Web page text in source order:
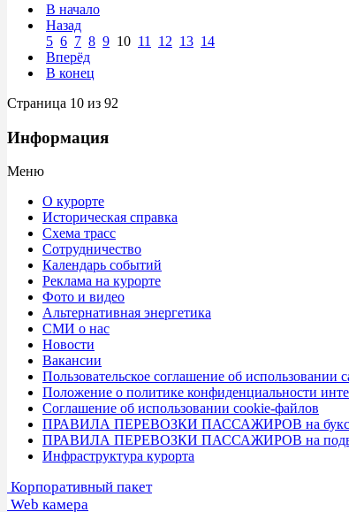
В начало
Назад
5 6 7 8 9 10 11 12 13 14
Вперёд
В конец
Страница 10 из 92
Информация
Меню
О курорте
Историческая справка
Схема трасс
Сотрудничество
Календарь событий
Реклама на курорте
Фото и видео
Альтернативная энергетика
СМИ о нас
Новости
Вакансии
Пользовательское соглашение об использовании
Положение о политике конфиденциальности
Соглашение об использовании cookie-файлов
ПРАВИЛА ПЕРЕВОЗКИ ПАССАЖИРОВ на
ПРАВИЛА ПЕРЕВОЗКИ ПАССАЖИРОВ на
Инфраструктура курорта
Корпоративный пакет
Web камера